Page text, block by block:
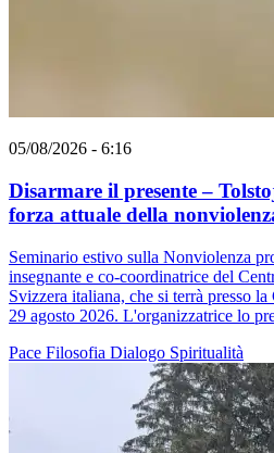
05/08/2026 - 6:16
Disarmare il presente –
forza attuale della
Seminario estivo sulla Nonviolenza
insegnante e co-coordinatrice del
Svizzera italiana, che si terrà presso
29 agosto 2026. L'organizzatrice lo
Pace Filosofia Dialogo Spiritualità